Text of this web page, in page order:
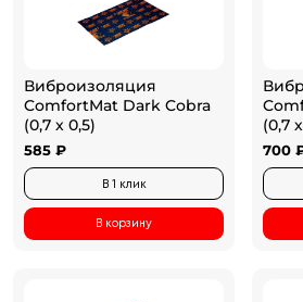
Виброизоляция
ComfortMat Dark Cobra
(0,7 х 0,5)
585 ₽
В 1 клик
В корзину
(0,7
700